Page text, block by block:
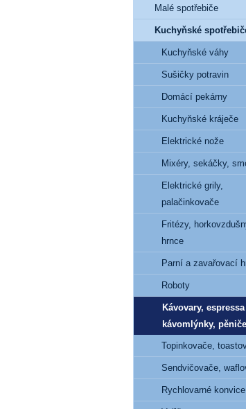
Malé spotřebiče
Kuchyňské
Kuchyňské váhy
Sušičky potravin
Domácí pekárny
Kuchyňské kráječe
Elektrické nože
Mixéry, sekáčky,
Elektrické grily,
palačinkovače
Fritézy,
hrnce
Parní a zavařovací
Roboty
Kávovary, espressa
kávomlýnky, pěniče
Topinkovače,
Sendvičovače,
Rychlovarné konvice